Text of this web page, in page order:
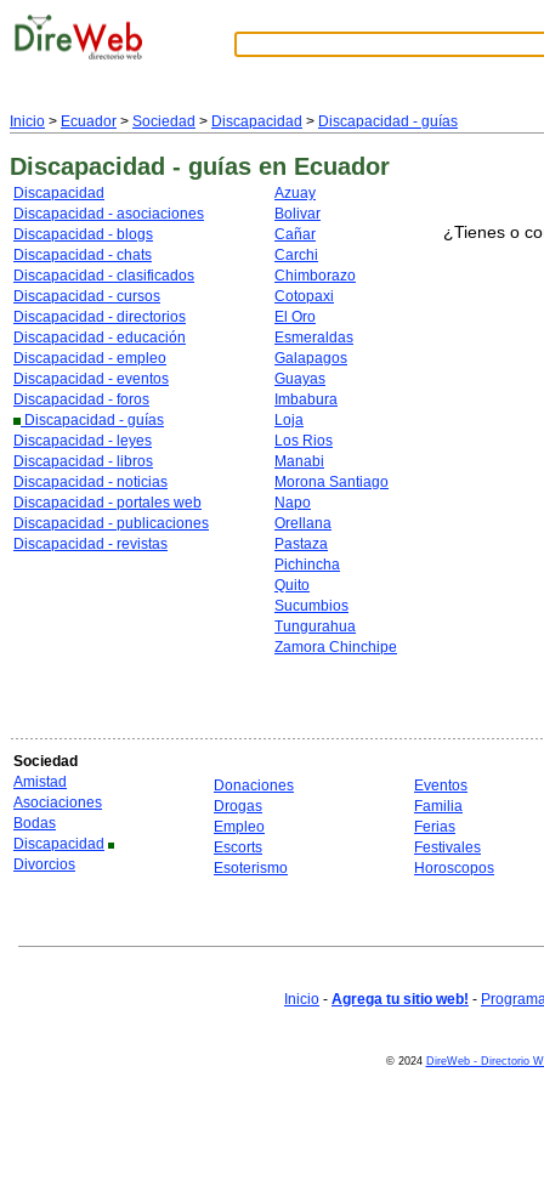
Inicio > Ecuador > Sociedad > Discapacidad > Discapacidad - guías
Discapacidad - guías en Ecuador
Discapacidad
Discapacidad - asociaciones
Discapacidad - blogs
Discapacidad - chats
Discapacidad - clasificados
Discapacidad - cursos
Discapacidad - directorios
Discapacidad - educación
Discapacidad - empleo
Discapacidad - eventos
Discapacidad - foros
Discapacidad - guías
Discapacidad - leyes
Discapacidad - libros
Discapacidad - noticias
Discapacidad - portales web
Discapacidad - publicaciones
Discapacidad - revistas
Azuay
Bolivar
Cañar
Carchi
Chimborazo
Cotopaxi
El Oro
Esmeraldas
Galapagos
Guayas
Imbabura
Loja
Los Rios
Manabi
Morona Santiago
Napo
Orellana
Pastaza
Pichincha
Quito
Sucumbios
Tungurahua
Zamora Chinchipe
¿Tienes o
Sociedad
Amistad
Asociaciones
Bodas
Discapacidad
Divorcios
Donaciones
Drogas
Empleo
Escorts
Esoterismo
Eventos
Familia
Ferias
Festivales
Horoscopos
Inicio - Agrega tu sitio web! -
© 2024 DireWeb - Directorio